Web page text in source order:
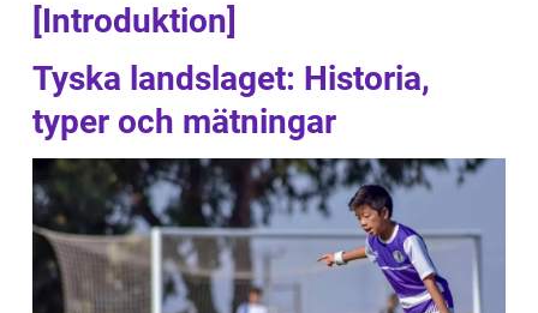
[Introduktion]
Tyska landslaget: Historia,
typer och mätningar